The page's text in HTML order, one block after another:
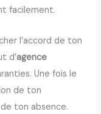
facilement.
l’accord de ton
d’agence
Une fois le
de ton
ton absence.